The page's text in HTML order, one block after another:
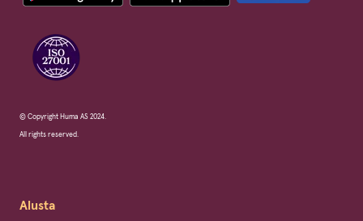
© Copyright Huma AS 2024.
All rights reserved.
Alusta